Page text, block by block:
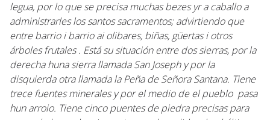
legua, por lo que se precisa muchas bezes yr a caballo a
administrarles los santos sacramentos; advirtiendo que
entre barrio i barrio ai olibares, biñas, güertas i otros
árboles frutales . Está su situación entre dos sierras, por la
derecha huna sierra llamada San Joseph y por la
disquierda otra llamada la Peña de Señora Santana. Tiene
trece fuentes minerales y por el medio de el pueblo pasa
hun arroio. Tiene cinco puentes de piedra precisas para